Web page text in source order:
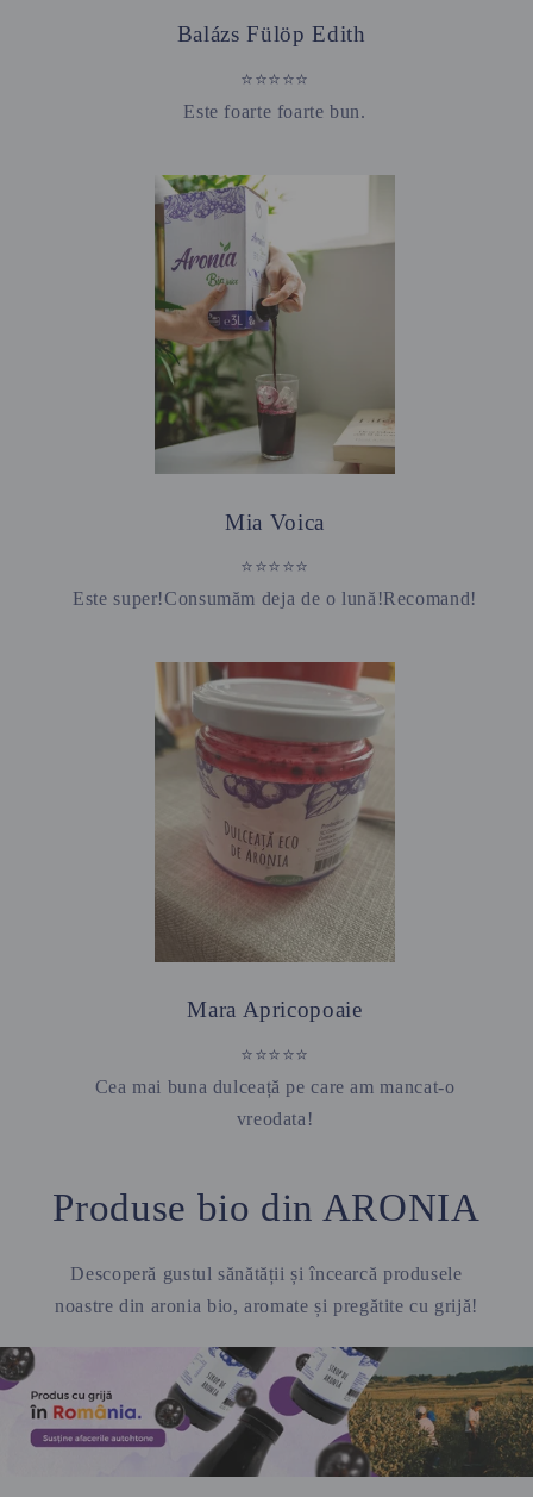
Balázs Fülöp Edith
⭐⭐⭐⭐⭐
Este foarte foarte bun.
Mia Voica
⭐⭐⭐⭐⭐
Este super!Consumăm deja de o lună!Recomand!
Mara Apricopoaie
⭐⭐⭐⭐⭐
Cea mai buna dulceață pe care am mancat-o
vreodata!
Produse bio din ARONIA
Descoperă gustul sănătății și încearcă produsele
noastre din aronia bio, aromate și pregătite cu grijă!